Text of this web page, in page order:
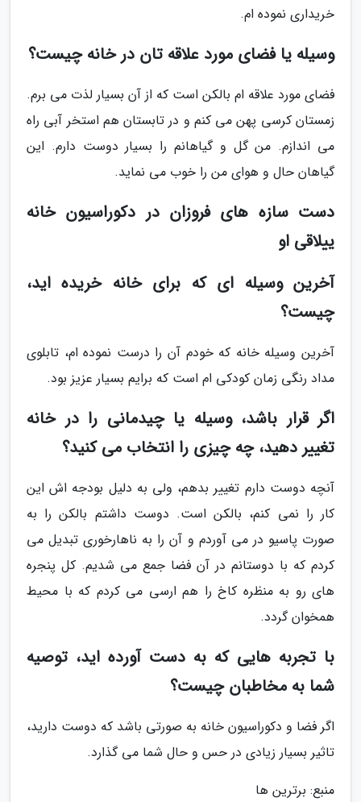
خریداری نموده ام.
وسیله یا فضای مورد علاقه تان در خانه چیست؟
فضای مورد علاقه ام بالکن است که از آن بسیار لذت می برم.
زمستان کرسی پهن می کنم و در تابستان هم استخر آبی راه
می اندازم. من گل و گیاهانم را بسیار دوست دارم. این
گیاهان حال و هوای من را خوب می نماید.
دست سازه های فروزان در دکوراسیون خانه
ییلاقی او
آخرین وسیله ای که برای خانه خریده اید،
چیست؟
آخرین وسیله خانه که خودم آن را درست نموده ام، تابلوی
مداد رنگی زمان کودکی ام است که برایم بسیار عزیز بود.
اگر قرار باشد، وسیله یا چیدمانی را در خانه
تغییر دهید، چه چیزی را انتخاب می کنید؟
آنچه دوست دارم تغییر بدهم، ولی به دلیل بودجه اش این
کار را نمی کنم، بالکن است. دوست داشتم بالکن را به
صورت پاسیو در می آوردم و آن را به ناهارخوری تبدیل می
کردم که با دوستانم در آن فضا جمع می شدیم. کل پنجره
های رو به منظره کاخ را هم ارسی می کردم که با محیط
همخوان گردد.
با تجربه هایی که به دست آورده اید، توصیه
شما به مخاطبان چیست؟
اگر فضا و دکوراسیون خانه به صورتی باشد که دوست دارید،
تاثیر بسیار زیادی در حس و حال شما می گذارد.
منبع: برترین ها